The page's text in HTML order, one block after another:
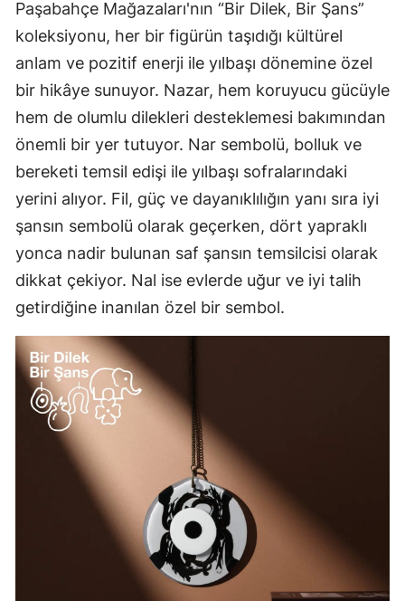
Paşabahçe Mağazaları'nın “Bir Dilek, Bir Şans”
koleksiyonu, her bir figürün taşıdığı kültürel
anlam ve pozitif enerji ile yılbaşı dönemine özel
bir hikâye sunuyor. Nazar, hem koruyucu gücüyle
hem de olumlu dilekleri desteklemesi bakımından
önemli bir yer tutuyor. Nar sembolü, bolluk ve
bereketi temsil edişi ile yılbaşı sofralarındaki
yerini alıyor. Fil, güç ve dayanıklılığın yanı sıra iyi
şansın sembolü olarak geçerken, dört yapraklı
yonca nadir bulunan saf şansın temsilcisi olarak
dikkat çekiyor. Nal ise evlerde uğur ve iyi talih
getirdiğine inanılan özel bir sembol.